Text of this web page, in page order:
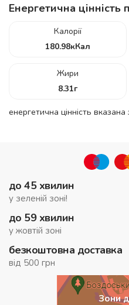
Енергетична цінність
Калорії
180.98кКал
Жири
8.31г
енергетична цінність вказана
до 45 хвилин
у зеленій зоні!
до 59 хвилин
у жовтій зоні
безкоштовна доставка
від 500 грн
Зони